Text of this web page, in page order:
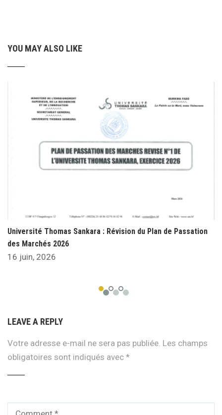
YOU MAY ALSO LIKE
Université Thomas Sankara : Révision du Plan de Passation
des Marchés 2026
16 juin, 2026
LEAVE A REPLY
Votre adresse e-mail ne sera pas publiée. Les champs
obligatoires sont indiqués avec *